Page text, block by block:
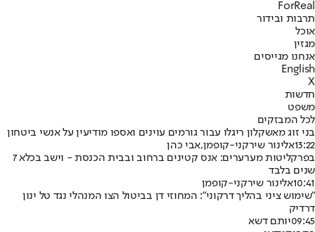
ForReal
תרבות ובידור
אוכל
מגזין
אנחנו מגייסים
English
X
חדשות
משפט
לכל המבזקים
בני זוג מאשקלון ריגלו עבור גורמים עוינים ואספו מודיעין על אנשי ביטחון
13:22אלינור שירקני-קופמן,אבי כהן
בפרקליטות מערערים: אנס קטינים ברחוב ובבית הכנסת - וישב בכלא 7
שנים בלבד
10:41אלינור שירקני-קופמן
"שימוש ציני בהליך דרקוני": המחוזי דן בביטול הצו המנהלי נגד טל ינון
דרדיק
09:45יותם דשא